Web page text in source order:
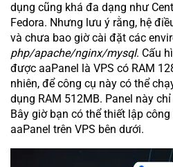
dụng cũng khá đa dạng như
Fedora. Nhưng lưu ý rằng, hệ
và chưa bao giờ cài đặt các
php/apache/nginx/mysql. Cấu
được aaPanel là VPS có RAM
nhiên, để công cụ này có thể
dụng RAM 512MB. Panel này
Bây giờ bạn có thể thiết lập
aaPanel trên VPS bên dưới.